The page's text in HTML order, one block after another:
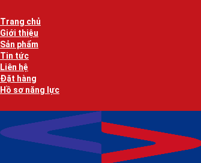
qua
nội
dung
Trang chủ
Giới thiệu
Sản phẩm
Tin tức
Liên hệ
Đặt hàng
Hồ sơ năng lực